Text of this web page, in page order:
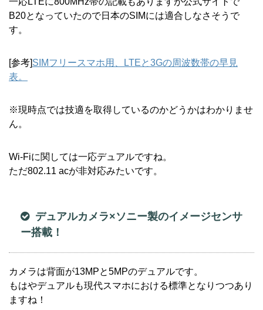
B20となっていたので日本のSIMには適合しなさそうで
す。
[参考]SIMフリースマホ用、LTEと3Gの周波数帯の早見
表。
※現時点では技適を取得しているのかどうかはわかりませ
ん。
Wi-Fiに関しては一応デュアルですね。
ただ802.11 acが非対応みたいです。
デュアルカメラ×ソニー製のイメージセンサ
ー搭載！
カメラは背面が13MPと5MPのデュアルです。
もはやデュアルも現代スマホにおける標準となりつつあり
ますね！